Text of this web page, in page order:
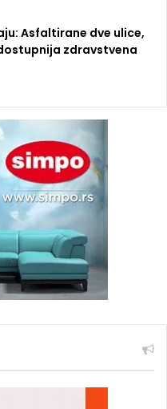
Asfaltirane dve ulice,
zdravstvena